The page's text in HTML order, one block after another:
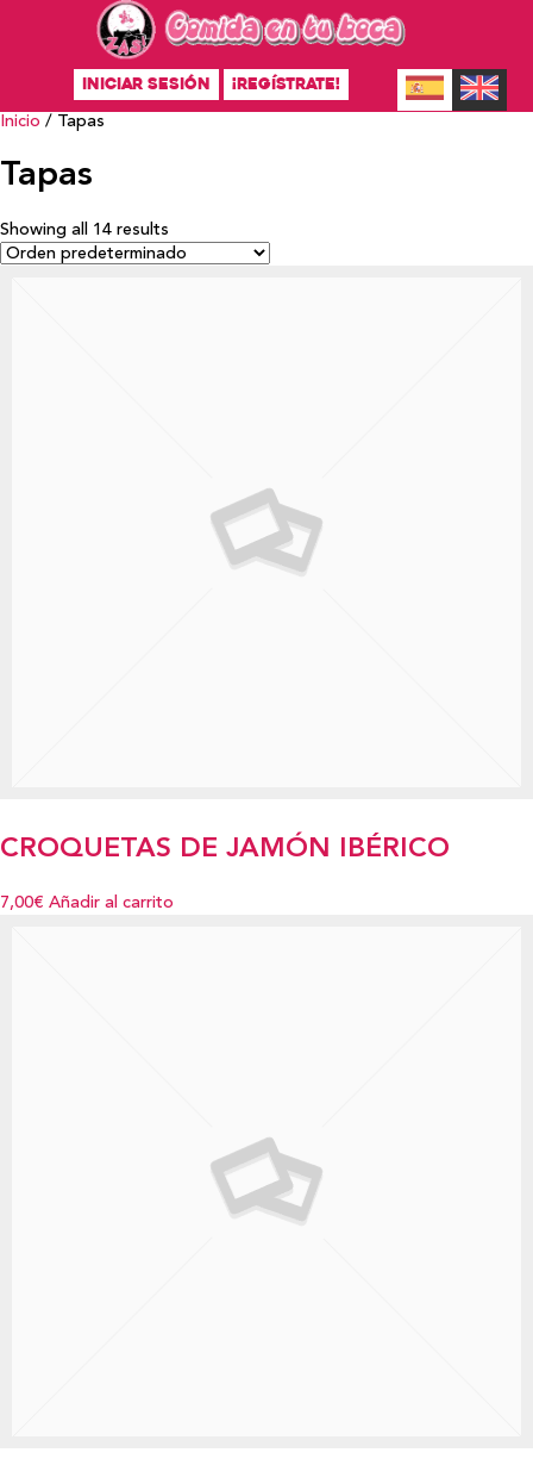
INICIAR SESIÓN ¡REGÍSTRATE!
Inicio / Tapas
Tapas
Showing all 14 results
CROQUETAS DE JAMÓN IBÉRICO
7,00€ Añadir al carrito